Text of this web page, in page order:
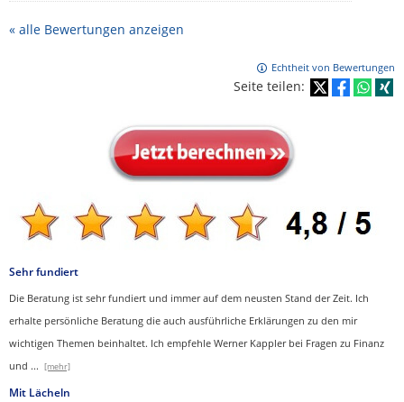
« alle Bewertungen anzeigen
Echtheit von Bewertungen
Seite teilen:
Sehr fundiert
Die Beratung ist sehr fundiert und immer auf dem neusten Stand der Zeit. Ich
erhalte persönliche Beratung die auch ausführliche Erklärungen zu den mir
wichtigen Themen beinhaltet. Ich empfehle Werner Kappler bei Fragen zu Finanz
und ... [mehr]
Mit Lächeln